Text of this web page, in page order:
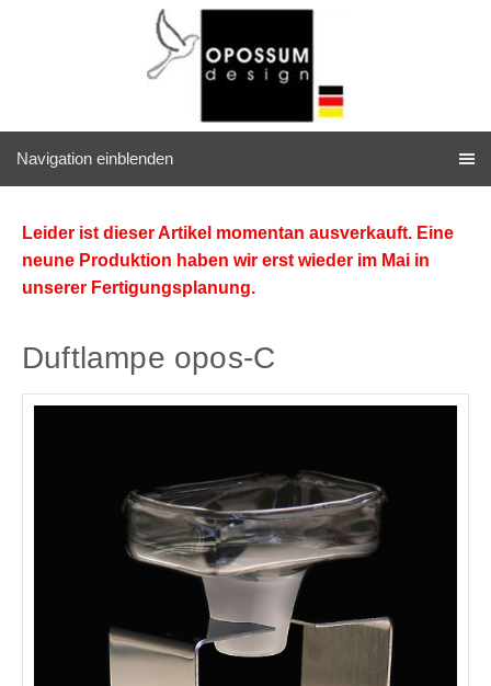
Navigation einblenden
Leider ist dieser Artikel momentan ausverkauft. Eine
neune Produktion haben wir erst wieder im Mai in
unserer Fertigungsplanung.
Duftlampe opos-C